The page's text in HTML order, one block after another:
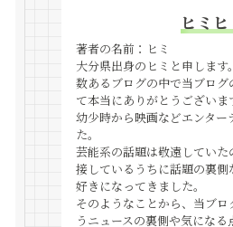
ヒミヒ
著者の名前：ヒミ
大分県出身のヒミと申します。
数あるブログの中で当ブロ
て本当にありがとうございま
幼少時から映画などエンター
た。
芸能系の話題は敬遠していた
接しているうちに話題の裏
好きになってきました。
そのようなことから、当ブ
うニュースの裏側や気にな